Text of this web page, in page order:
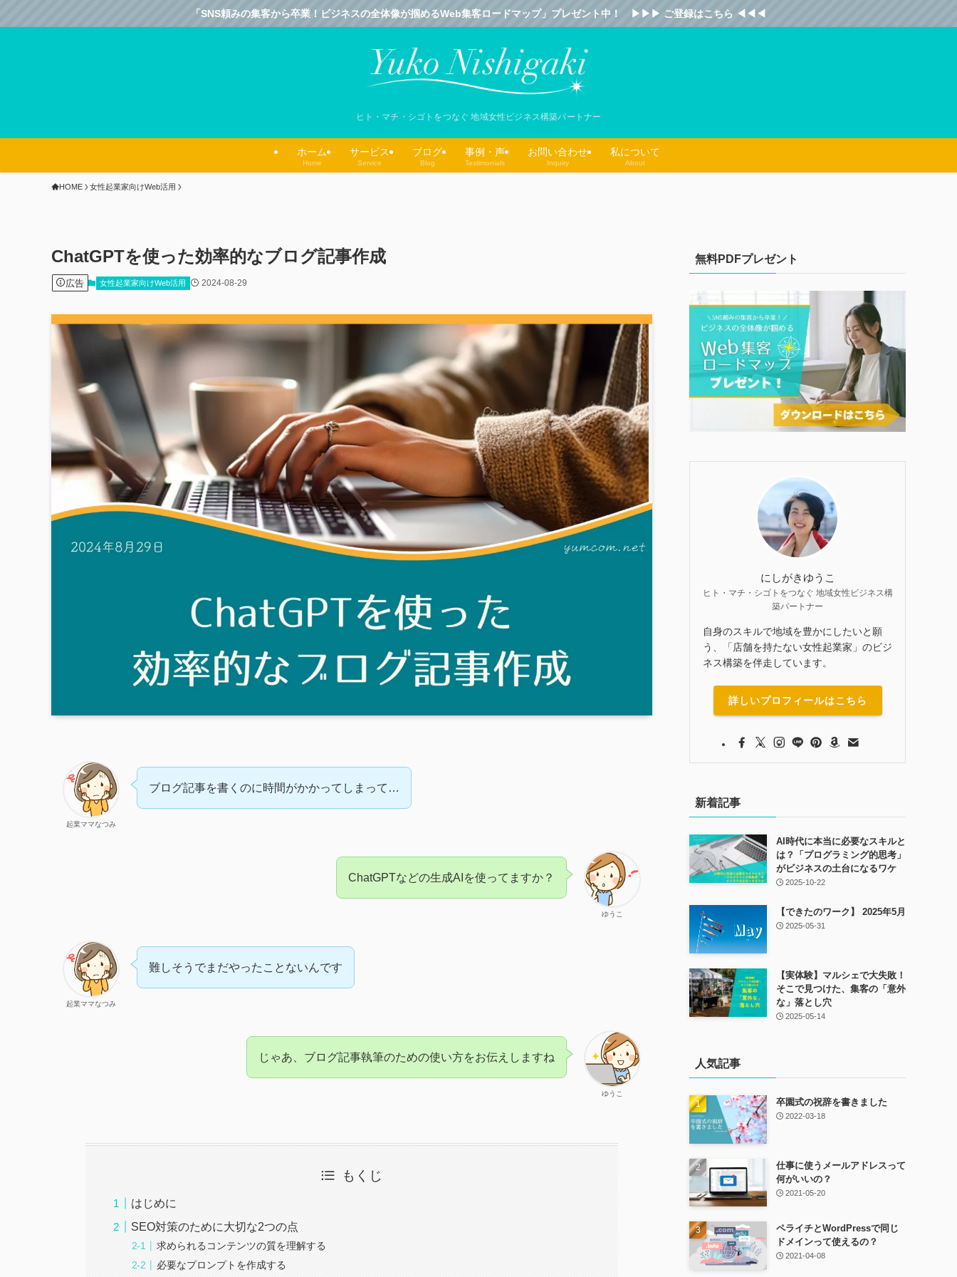
「SNS頼みの集客から卒業！ビジネスの全体像が掴めるWeb集客ロードマップ」プレゼント中！ ▶︎▶︎▶︎ ご登録はこちら ◀︎◀︎◀︎
ヒト・マチ・シゴトをつなぐ 地域女性ビジネス構築パートナー
ホーム
Home
サービス
Service
ブログ
Blog
事例・声
Testimonials
お問い合わせ
Inquiry
私について
About
HOME 女性起業家向けWeb活用
ChatGPTを使った効率的なブログ記事作成
広告 女性起業家向けWeb活用 2024-08-29
起業ママなつみ
ブログ記事を書くのに時間がかかってしまって…
ゆうこ
ChatGPTなどの生成AIを使ってますか？
起業ママなつみ
難しそうでまだやったことないんです
ゆうこ
じゃあ、ブログ記事執筆のための使い方をお伝えしますね
もくじ
はじめに
SEO対策のために大切な2つの点
求められるコンテンツの質を理解する
必要なプロンプトを作成する
無料PDFプレゼント
にしがきゆうこ
ヒト・マチ・シゴトをつなぐ 地域女性ビジネス構
築パートナー
自身のスキルで地域を豊かにしたいと願
う、「店舗を持たない女性起業家」のビジ
ネス構築を伴走しています。
詳しいプロフィールはこちら
新着記事
AI時代に本当に必要なスキルと
は？「プログラミング的思考」
がビジネスの土台になるワケ
2025-10-22
【できたのワーク】 2025年5月
2025-05-31
【実体験】マルシェで大失敗！
そこで見つけた、集客の「意外
な」落とし穴
2025-05-14
人気記事
卒園式の祝辞を書きました
2022-03-18
仕事に使うメールアドレスって
何がいいの？
2021-05-20
ペライチとWordPressで同じ
ドメインって使えるの？
2021-04-08